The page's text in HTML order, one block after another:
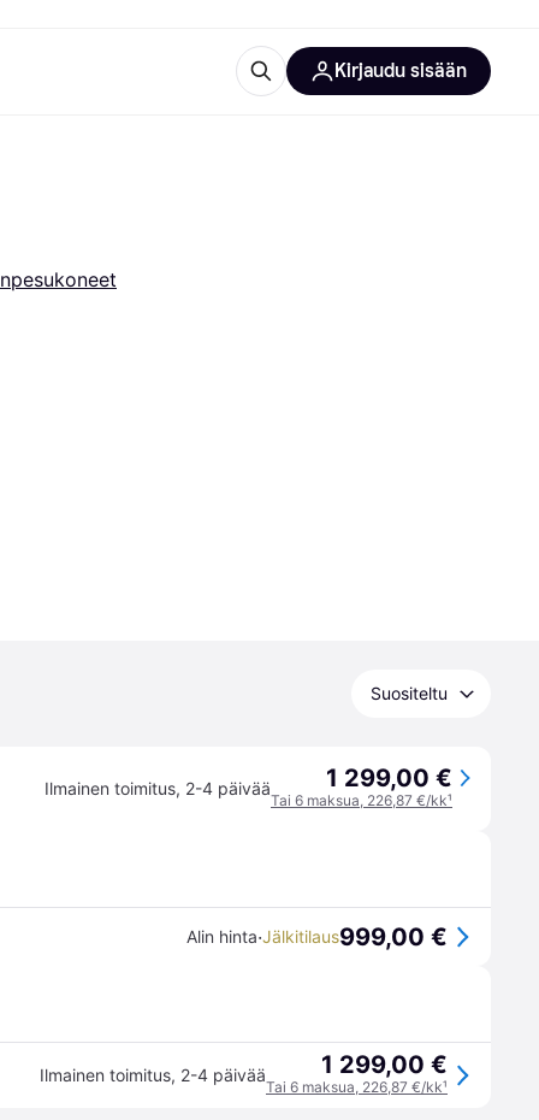
Kirjaudu sisään
Suositeltu
Ilmainen toimitus, 2-4 päivää 1 299,00 €
Tai 6 maksua, 226,87 €/kk¹
Alin hinta·Jälkitilaus999,00 €
Ilmainen toimitus, 2-4 päivää 1 299,00 €
Tai 6 maksua, 226,87 €/kk¹